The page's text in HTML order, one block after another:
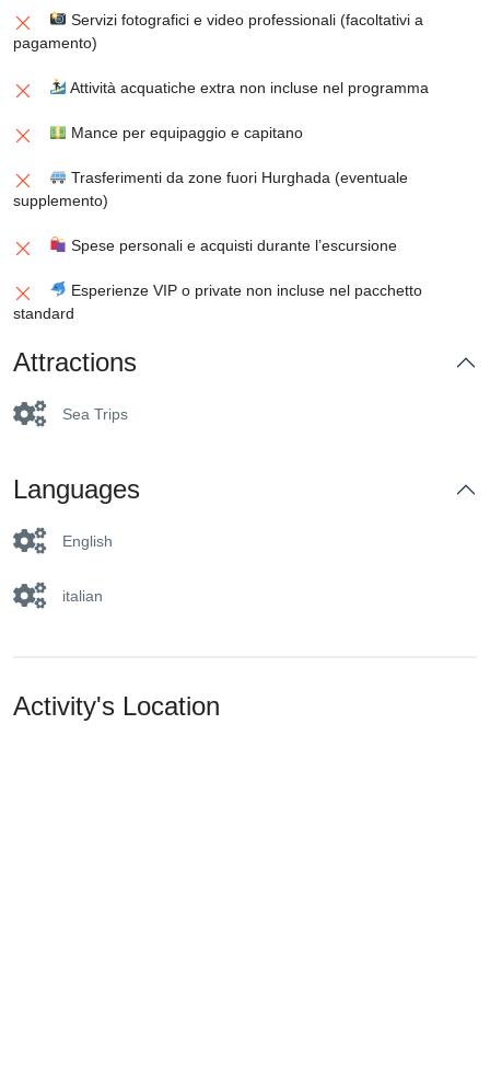
Servizi fotografici e video professionali (facoltativi a
pagamento)
Attività acquatiche extra non incluse nel programma
Mance per equipaggio e capitano
Trasferimenti da zone fuori Hurghada (eventuale
supplemento)
Spese personali e acquisti durante l’escursione
Esperienze VIP o private non incluse nel pacchetto
standard
Attractions
Sea Trips
Languages
English
italian
Activity's Location